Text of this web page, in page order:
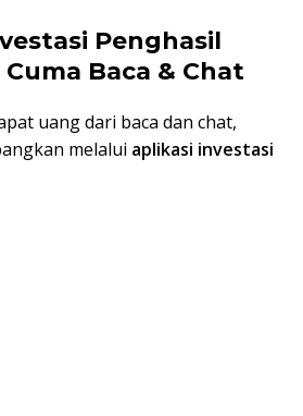
Penghasil
Baca & Chat
uang dari baca dan chat,
melalui aplikasi investasi